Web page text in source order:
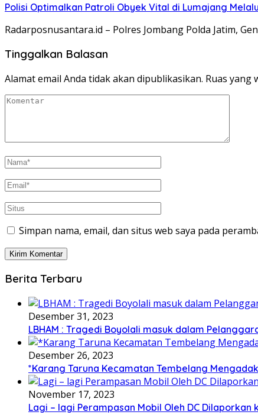
Polisi Optimalkan Patroli Obyek Vital di Lumajang
Radarposnusantara.id – Polres Jombang Polda Jatim,
Tinggalkan Balasan
Alamat email Anda tidak akan dipublikasikan. Ruas yang
Simpan nama, email, dan situs web saya pada
Berita Terbaru
Desember 31, 2023
LBHAM : Tragedi Boyolali masuk dalam
Desember 26, 2023
*Karang Taruna Kecamatan Tembelang
November 17, 2023
Lagi – lagi Perampasan Mobil Oleh DC Dilaporkan